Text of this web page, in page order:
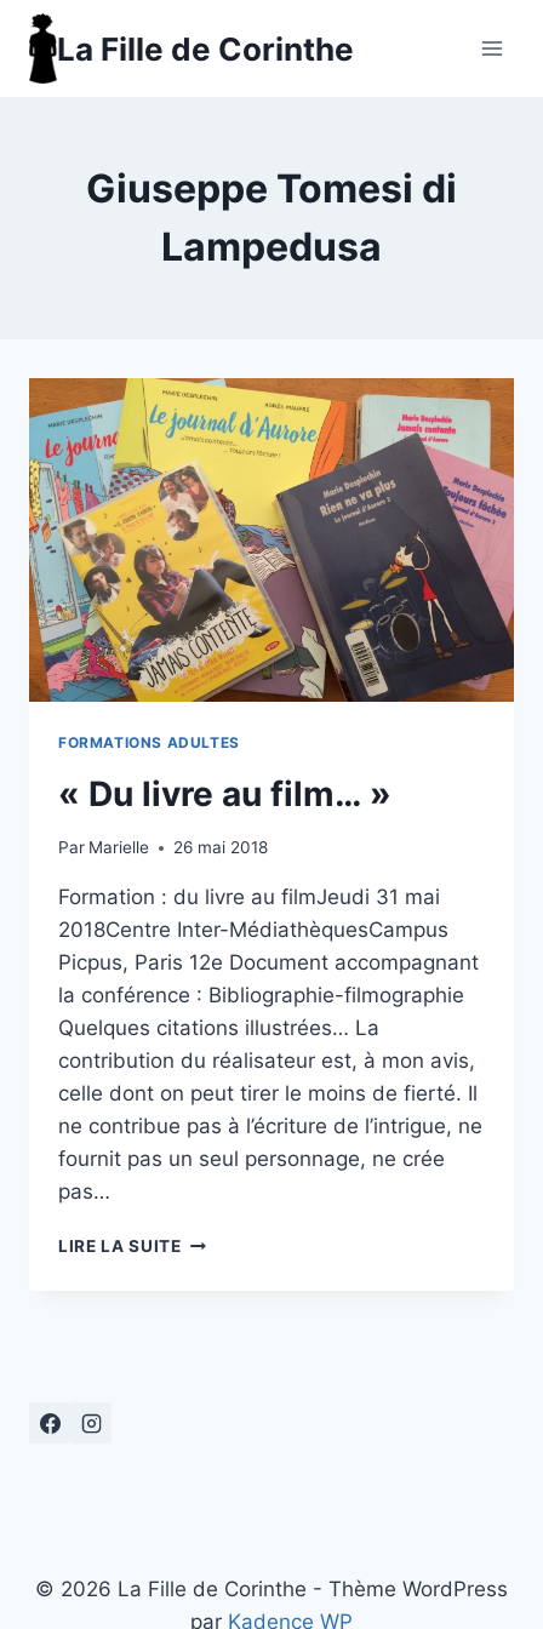
Aller
contenu
La Fille de Corinthe
Giuseppe Tomesi di
Lampedusa
FORMATIONS ADULTES
« Du livre au film… »
Par Marielle 26 mai 2018
Formation : du livre au filmJeudi 31 mai
2018Centre Inter-MédiathèquesCampus
Picpus, Paris 12e Document accompagnant
la conférence : Bibliographie-filmographie
Quelques citations illustrées… La
contribution du réalisateur est, à mon avis,
celle dont on peut tirer le moins de fierté. Il
ne contribue pas à l’écriture de l’intrigue, ne
fournit pas un seul personnage, ne crée
pas…
LIRE LA SUITE« DU
© 2026 La Fille de Corinthe - Thème WordPress
par Kadence WP